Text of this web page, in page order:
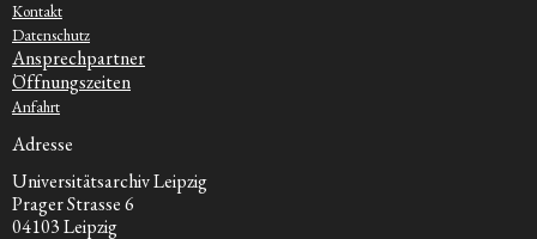
Kontakt
Datenschutz
Ansprechpartner
Öffnungszeiten
Anfahrt
Adresse
Universitätsarchiv Leipzig
Prager Strasse 6
04103 Leipzig